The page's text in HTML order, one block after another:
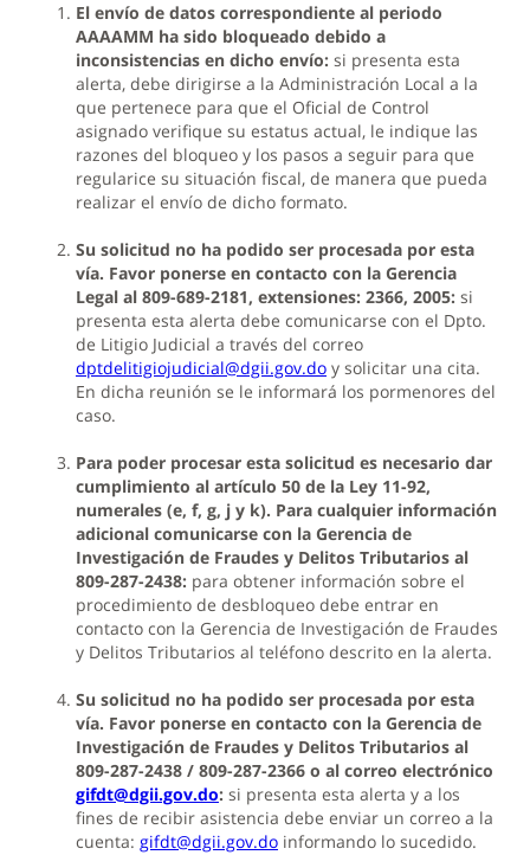
El envío de datos correspondiente al periodo
AAAAMM ha sido bloqueado debido a
inconsistencias en dicho envío:si presenta esta
alerta, debe dirigirse a la Administración Local a la
que pertenece para que el Oficial de Control
asignado verifique su estatus actual, le indique las
razones del bloqueo y los pasos a seguir para que
regularice su situación fiscal, de manera que pueda
realizar el envío de dicho formato.
Su solicitud no ha podido ser procesada por esta
vía. Favor ponerse en contacto con la Gerencia
Legal al 809-689-2181, extensiones: 2366, 2005: si
presenta esta alerta debe comunicarse con el Dpto.
de Litigio Judicial a través del correo
dptdelitigiojudicial@dgii.gov.doy solicitar una cita.
En dicha reunión se le informará los pormenores del
caso.
Para poder procesar esta solicitud es necesario dar
cumplimiento al artículo 50 de la Ley 11-92,
numerales (e, f, g, j y k). Para cualquier información
adicional comunicarse con la Gerencia de
Investigación de Fraudes y Delitos Tributarios al
809-287-2438:para obtener información sobre el
procedimiento de desbloqueo debe entrar en
contacto con la Gerencia de Investigación de Fraudes
y Delitos Tributarios al teléfono descrito en la alerta.
Su solicitud no ha podido ser procesada por esta
vía. Favor ponerse en contacto con la Gerencia de
Investigación de Fraudes y Delitos Tributarios al
809-287-2438 / 809-287-2366 o al correo electrónico
gifdt@dgii.gov.do: si presenta esta alerta y a los
fines de recibir asistencia debe enviar un correo a la
cuenta: gifdt@dgii.gov.doinformando lo sucedido.